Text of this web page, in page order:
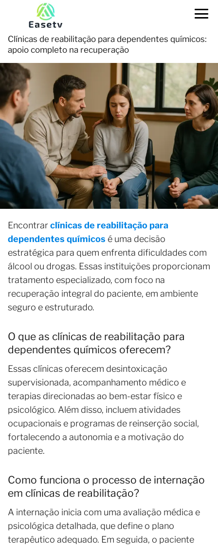
Clínicas de reabilitação para dependentes químicos:
apoio completo na recuperação
Encontrarclínicas de reabilitação para
dependentes químicos é uma decisão
estratégica para quem enfrenta dificuldades com
álcool ou drogas. Essas instituições proporcionam
tratamento especializado, com foco na
recuperação integral do paciente, em ambiente
seguro e estruturado.
O que as clínicas de reabilitação para
dependentes químicos oferecem?
Essas clínicas oferecem desintoxicação
supervisionada, acompanhamento médico e
terapias direcionadas ao bem-estar físico e
psicológico. Além disso, incluem atividades
ocupacionais e programas de reinserção social,
fortalecendo a autonomia e a motivação do
paciente.
Como funciona o processo de internação
em clínicas de reabilitação?
A internação inicia com uma avaliação médica e
psicológica detalhada, que define o plano
terapêutico adequado. Em seguida, o paciente